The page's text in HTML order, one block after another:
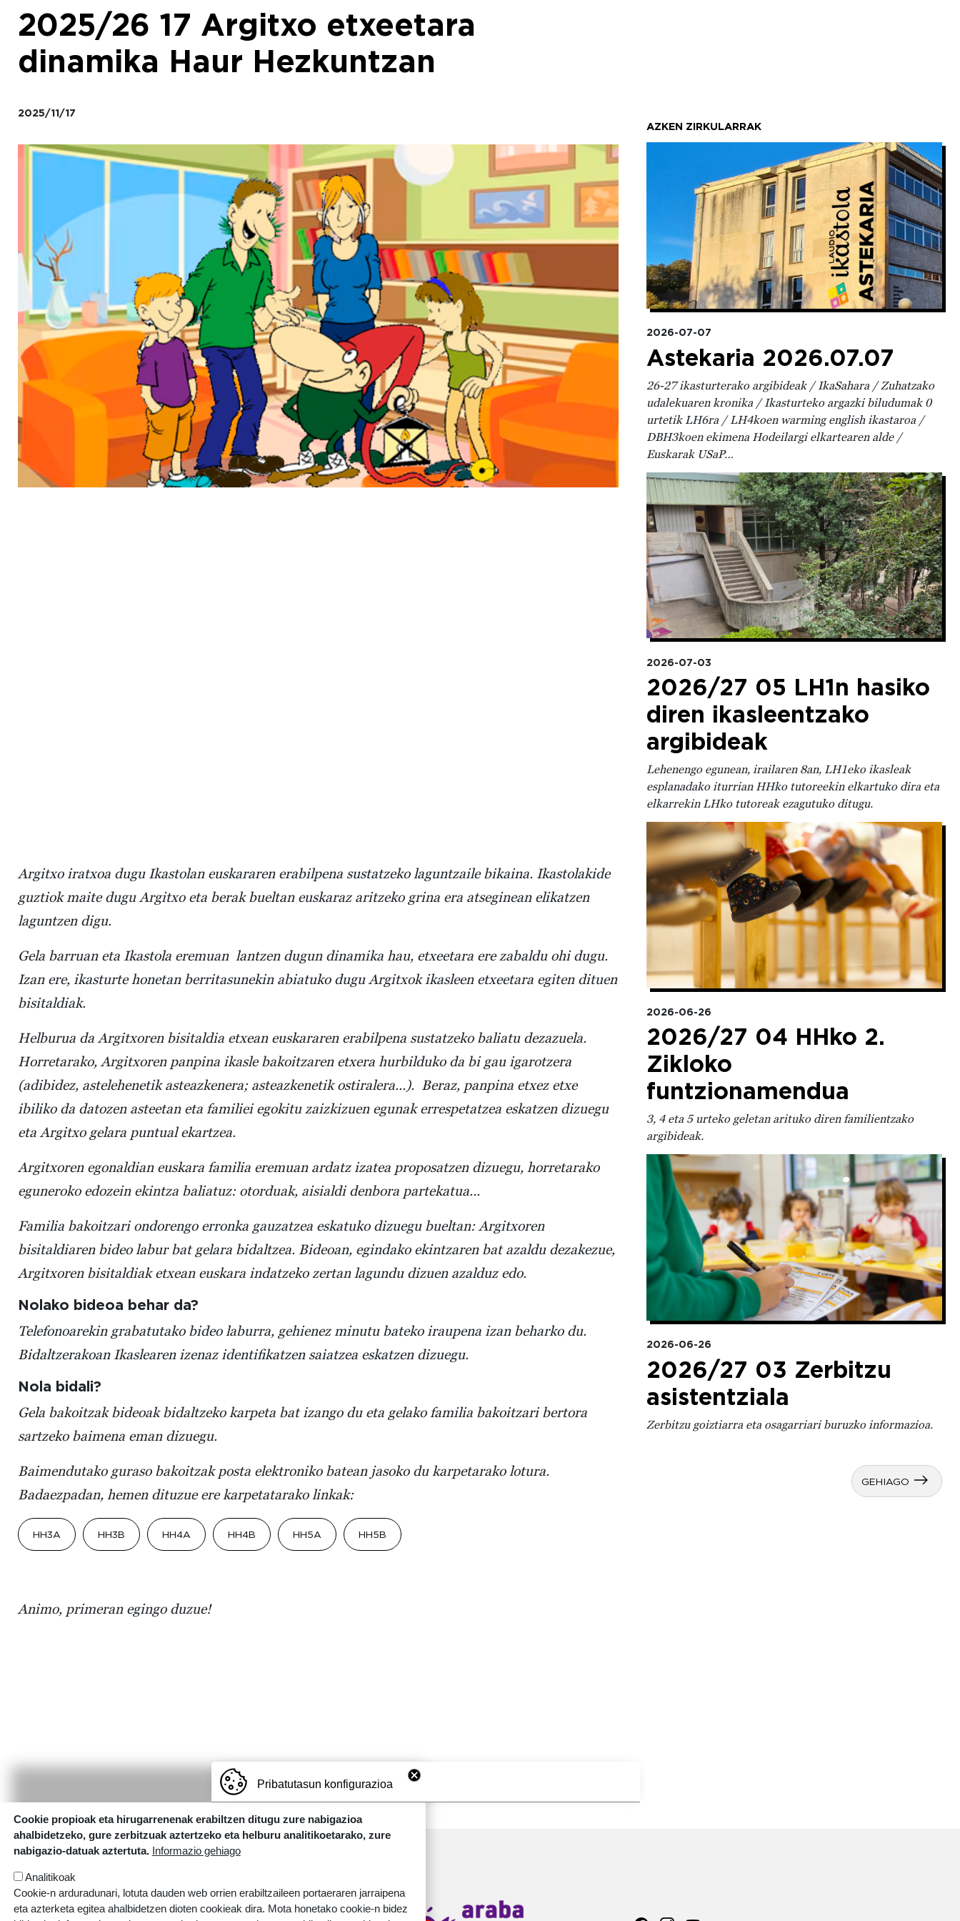
2025/26 17 Argitxo etxeetara
dinamika Haur Hezkuntzan
2025/11/17
Irudia
Argitxo iratxoa dugu Ikastolan euskararen erabilpena sustatzeko laguntzaile bikaina. Ikastolakide
guztiok maite dugu Argitxo eta berak bueltan euskaraz aritzeko grina era atseginean elikatzen
laguntzen digu.
Gela barruan eta Ikastola eremuan lantzen dugun dinamika hau, etxeetara ere zabaldu ohi dugu.
Izan ere, ikasturte honetan berritasunekin abiatuko dugu Argitxok ikasleen etxeetara egiten dituen
bisitaldiak.
Helburua da Argitxoren bisitaldia etxean euskararen erabilpena sustatzeko baliatu dezazuela.
Horretarako, Argitxoren panpina ikasle bakoitzaren etxera hurbilduko da bi gau igarotzera
(adibidez, astelehenetik asteazkenera; asteazkenetik ostiralera...). Beraz, panpina etxez etxe
ibiliko da datozen asteetan eta familiei egokitu zaizkizuen egunak errespetatzea eskatzen dizuegu
eta Argitxo gelara puntual ekartzea.
Argitxoren egonaldian euskara familia eremuan ardatz izatea proposatzen dizuegu, horretarako
eguneroko edozein ekintza baliatuz: otorduak, aisialdi denbora partekatua...
Familia bakoitzari ondorengo erronka gauzatzea eskatuko dizuegu bueltan: Argitxoren
bisitaldiaren bideo labur bat gelara bidaltzea. Bideoan, egindako ekintzaren bat azaldu dezakezue,
Argitxoren bisitaldiak etxean euskara indatzeko zertan lagundu dizuen azalduz edo.
Nolako bideoa behar da?
Telefonoarekin grabatutako bideo laburra, gehienez minutu bateko iraupena izan beharko du.
Bidaltzerakoan Ikaslearen izenaz identifikatzen saiatzea eskatzen dizuegu.
Nola bidali?
Gela bakoitzak bideoak bidaltzeko karpeta bat izango du eta gelako familia bakoitzari bertora
sartzeko baimena eman dizuegu.
Baimendutako guraso bakoitzak posta elektroniko batean jasoko du karpetarako lotura.
Badaezpadan, hemen dituzue ere karpetatarako linkak:
HH3A HH3B HH4A HH4B HH5A HH5B
Animo, primeran egingo duzue!
AZKEN ZIRKULARRAK
2026-07-07
Astekaria 2026.07.07
26-27 ikasturterako argibideak / IkaSahara / Zuhatzako
udalekuaren kronika / Ikasturteko argazki biludumak 0
urtetik LH6ra / LH4koen warming english ikastaroa /
DBH3koen ekimena Hodeilargi elkartearen alde /
Euskarak USaP…
Irudia
2026-07-03
2026/27 05 LH1n hasiko
diren ikasleentzako
argibideak
Lehenengo egunean, irailaren 8an, LH1eko ikasleak
esplanadako iturrian HHko tutoreekin elkartuko dira eta
elkarrekin LHko tutoreak ezagutuko ditugu.
Irudia
2026-06-26
2026/27 04 HHko 2.
Zikloko
funtzionamendua
3, 4 eta 5 urteko geletan arituko diren familientzako
argibideak.
Irudia
2026-06-26
2026/27 03 Zerbitzu
asistentziala
Zerbitzu goiztiarra eta osagarriari buruzko informazioa.
GEHIAGO
Irudia
Irudia
Pribatutasun konfigurazioa
Cookie propioak eta hirugarrenenak erabiltzen ditugu zure nabigazioa
ahalbidetzeko, gure zerbitzuak aztertzeko eta helburu analitikoetarako, zure
nabigazio-datuak aztertuta. Informazio gehiago
Analitikoak
Cookie-n arduradunari, lotuta dauden web orrien erabiltzaileen portaeraren jarraipena
eta azterketa egitea ahalbidetzen dioten cookieak dira. Mota honetako cookie-n bidez